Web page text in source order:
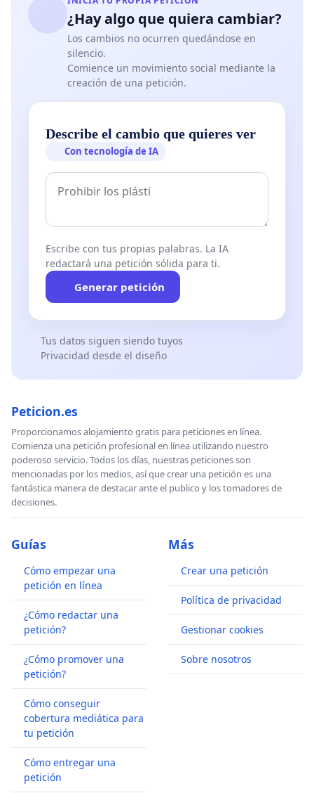
¿Hay algo que quiera cambiar?
Los cambios no ocurren quedándose en
silencio.
Comience un movimiento social mediante la
creación de una petición.
Describe el cambio que quieres ver
Con tecnología de IA
Escribe con tus propias palabras. La IA
redactará una petición sólida para ti.
Generar petición
Tus datos siguen siendo tuyos
Privacidad desde el diseño
Peticion.es
Proporcionamos alojamiento gratis para peticiones en línea.
Comienza una petición profesional en línea utilizando nuestro
poderoso servicio. Todos los días, nuestras peticiones son
mencionadas por los medios, así que crear una petición es una
fantástica manera de destacar ante el publico y los tomadores de
decisiones.
Guías
Cómo empezar una
petición en línea
¿Cómo redactar una
petición?
¿Cómo promover una
petición?
Cómo conseguir
cobertura mediática para
tu petición
Cómo entregar una
petición
Más
Crear una petición
Política de privacidad
Gestionar cookies
Sobre nosotros